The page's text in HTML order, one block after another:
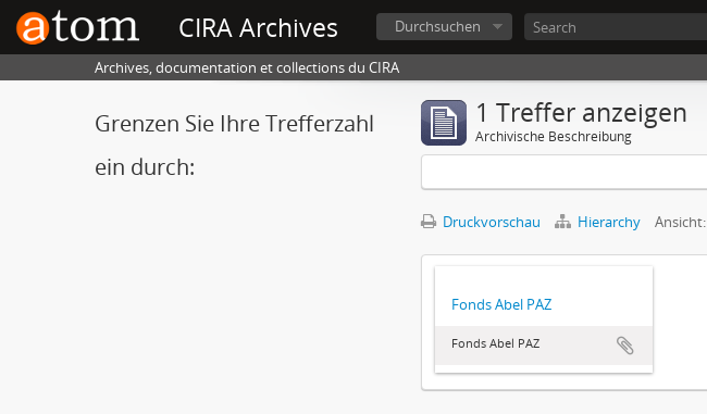
CIRA Archives Durchsuchen
Archives, documentation et collections du CIRA
Grenzen Sie Ihre Trefferzahl
ein durch:
1 Treffer anzeigen
Archivische Beschreibung
Druckvorschau Hierarchy Ansicht:
Fonds Abel PAZ
Fonds Abel PAZ